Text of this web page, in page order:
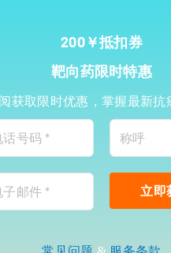
200￥抵扣券
靶向药限时特惠
获取限时优惠，掌握最新抗